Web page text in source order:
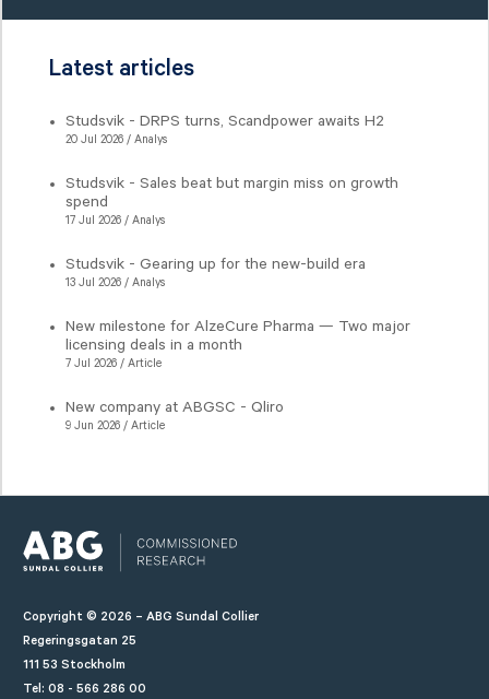
Latest articles
Studsvik - DRPS turns, Scandpower awaits H2
20 Jul 2026 / Analys
Studsvik - Sales beat but margin miss on growth
spend
17 Jul 2026 / Analys
Studsvik - Gearing up for the new-build era
13 Jul 2026 / Analys
New milestone for AlzeCure Pharma — Two major
licensing deals in a month
7 Jul 2026 / Article
New company at ABGSC - Qliro
9 Jun 2026 / Article
Copyright © 2026 – ABG Sundal Collier
Regeringsgatan 25
111 53 Stockholm
Tel: 08 - 566 286 00